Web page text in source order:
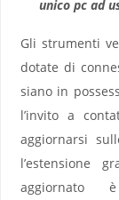
unico pc ad
Gli strumenti
dotate di
siano in
l’invito a
aggiornarsi
l’estensione
aggiornato